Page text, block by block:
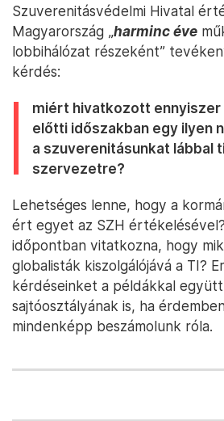
Szuverenitásvédelmi Hivatal
Magyarország „harminc éve
lobbihálózat részeként”
kérdés:
miért hivatkozott ennyiszer
előtti időszakban egy ilyen
a szuverenitásunkat lábbal
szervezetre?
Lehetséges lenne, hogy a
ért egyet az SZH
időpontban vitatkozna, hogy
globalisták kiszolgálójává a TI?
kérdéseinket a példákkal
sajtóosztályának is, ha
mindenképp beszámolunk róla.